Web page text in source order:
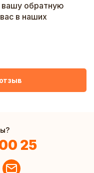
вашу обратную
в наших
25